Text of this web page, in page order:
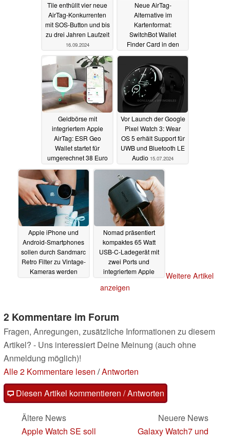
Tile enthüllt vier neue
AirTag-Konkurrenten
mit SOS-Button und bis
zu drei Jahren Laufzeit
16.09.2024
Neue AirTag-
Alternative im
Kartenformat:
SwitchBot Wallet
Finder Card in den
Verkauf gestartet
28.08.2024
Geldbörse mit
integriertem Apple
AirTag: ESR Geo
Wallet startet für
umgerechnet 38 Euro
auf Kickstarter23.07.2024
Vor Launch der Google
Pixel Watch 3: Wear
OS 5 erhält Support für
UWB und Bluetooth LE
Audio 15.07.2024
Apple iPhone und
Android-Smartphones
sollen durch Sandmarc
Retro Filter zu Vintage-
Kameras werden
Nomad präsentiert
kompaktes 65 Watt
USB-C-Ladegerät mit
zwei Ports und
integriertem Apple
09.07.2024
Weitere Artikel
anzeigen
2 Kommentare im Forum
Fragen, Anregungen, zusätzliche Informationen zu diesem
Artikel? - Uns interessiert Deine Meinung (auch ohne
Anmeldung möglich)!
Alle 2 Kommentare lesen /Antworten
Diesen Artikel kommentieren / Antworten
Ältere News
Apple Watch SE soll
Neuere News
Galaxy Watch7 und